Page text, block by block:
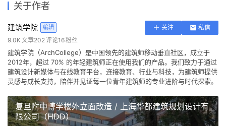
关于作者
建筑学院 编辑 关注
私信
9.0K 文章202评论16粉丝
建筑学院（ArchCollege）是中国领先的建筑师移动垂直社区，成立于
2012年，超过 70% 的年轻建筑师正在使用我们的产品。我们致力于通过
建筑设计新媒体与在线教育平台，连接教育、行业与科技，为建筑师提供
灵感与成长支持，陪伴并见证每一位青年建筑师的专业进阶与时代探索。
复旦附中博学楼外立面改造 / 上海华都建筑规划设计有
限公司（HDD）